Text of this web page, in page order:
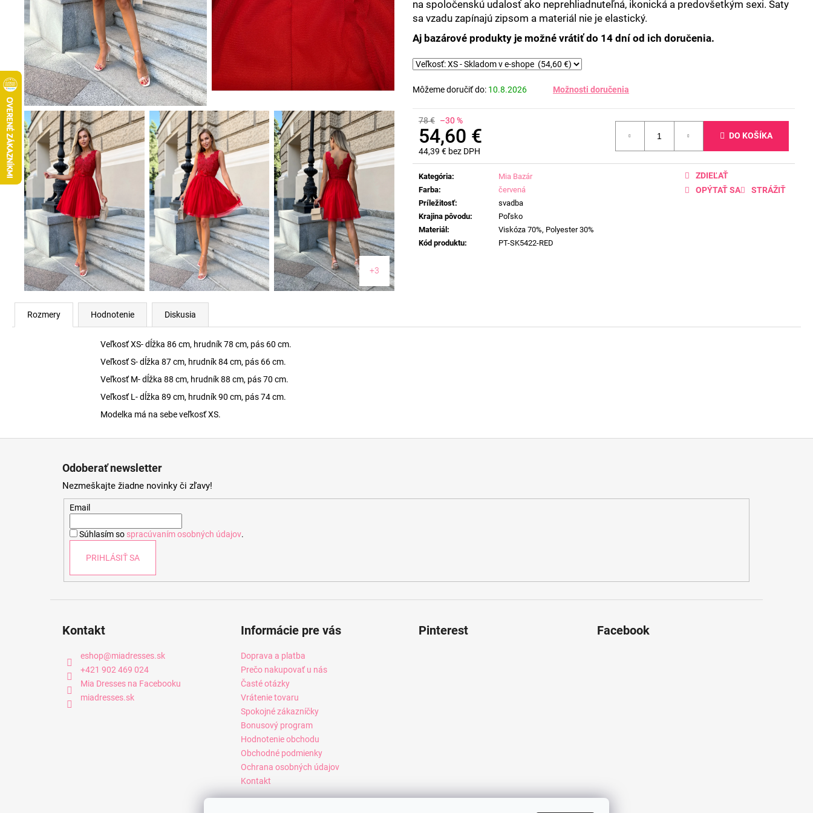
na spoločenskú udalosť ako neprehliadnuteľná, ikonická a predovšetkým sexi. Šaty
sa vzadu zapínajú zipsom a materiál nie je elastický.
Aj bazárové produkty je možné vrátiť do 14 dní od ich doručenia.
Môžeme doručiť do: 10.8.2026 Možnosti doručenia
78 € –30 %
54,60 €
44,39 € bez DPH
Jednotková
cena:
DO KOŠÍKA
Kategória:
Mia Bazár
Farba:
červená
Príležitosť:
svadba
Krajina pôvodu:
Poľsko
Materiál:
Viskóza 70%, Polyester 30%
Kód produktu: PT-SK5422-RED
OPÝTAŤ SA STRÁŽIŤ
ZDIEĽAŤ
+3
Rozmery Hodnotenie Diskusia
Veľkosť XS- dĺžka 86 cm, hrudník 78 cm, pás 60 cm.
Veľkosť S- dĺžka 87 cm, hrudník 84 cm, pás 66 cm.
Veľkosť M- dĺžka 88 cm, hrudník 88 cm, pás 70 cm.
Veľkosť L- dĺžka 89 cm, hrudník 90 cm, pás 74 cm.
Modelka má na sebe veľkosť XS.
Odoberať newsletter
Nezmeškajte žiadne novinky či zľavy!
Email
Súhlasím so spracúvaním osobných údajov.
PRIHLÁSIŤ SA
Kontakt
eshop@miadresses.sk
+421 902 469 024
Mia Dresses na Facebooku
miadresses.sk
Informácie pre vás
Doprava a platba
Prečo nakupovať u nás
Časté otázky
Vrátenie tovaru
Spokojné zákazníčky
Bonusový program
Hodnotenie obchodu
Obchodné podmienky
Ochrana osobných údajov
Kontakt
Pinterest Facebook